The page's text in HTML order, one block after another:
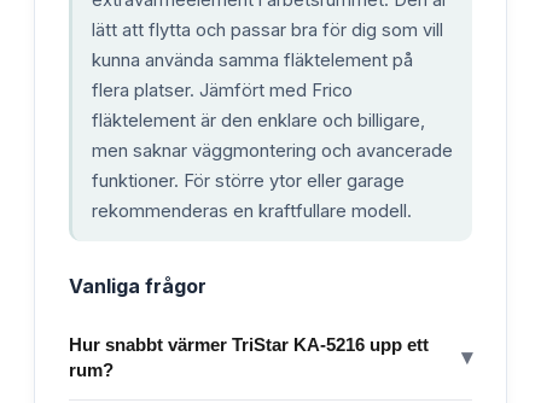
lätt att flytta och passar bra för dig som vill
kunna använda samma fläktelement på
flera platser. Jämfört med Frico
fläktelement är den enklare och billigare,
men saknar väggmontering och avancerade
funktioner. För större ytor eller garage
rekommenderas en kraftfullare modell.
Vanliga frågor
Hur snabbt värmer TriStar KA-5216 upp ett
rum?
▾